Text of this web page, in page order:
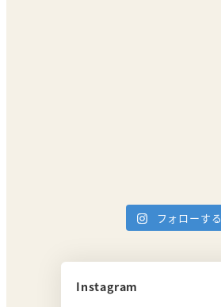
フォローする
Instagram